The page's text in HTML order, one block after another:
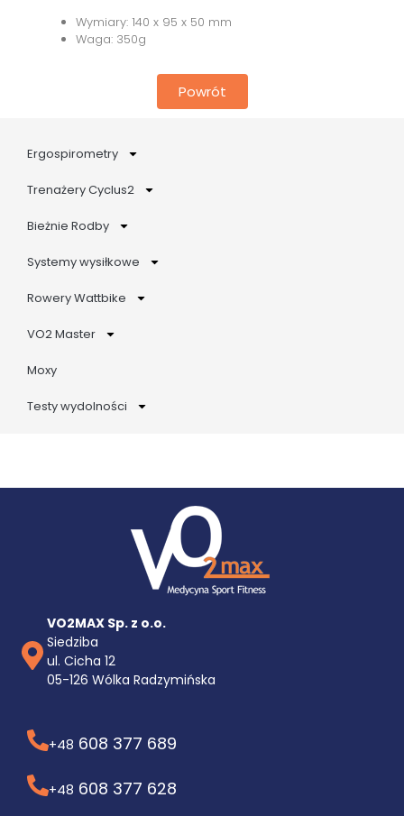
Ergospirometry
Trenażery Cyclus2
Bieżnie Rodby
Systemy wysiłkowe
Rowery Wattbike
VO2 Master
Moxy
Testy wydolności
Wymiary: 140 x 95 x 50 mm
Waga: 350g
Powrót
VO2MAX Sp. z o.o.
Siedziba
ul. Cicha 12
05-126 Wólka Radzymińska
+48 608 377 689
+48 608 377 628